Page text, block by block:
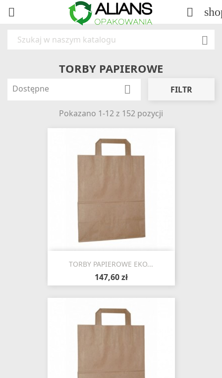
 

TORBY PAPIEROWE
Dostępne  FILTR
Pokazano 1-12 z 152 pozycji
TORBY PAPIEROWE EKO...
147,60 zł